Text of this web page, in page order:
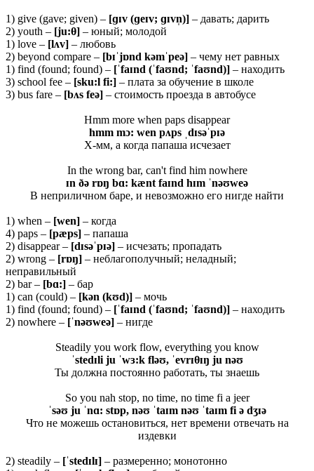
1) give (gave; given) – [ɡɪv (ɡeɪv; ɡɪvn̩)] – давать; дарить
2) youth – [ju:θ] – юный; молодой
1) love – [lʌv] – любовь
2) beyond compare – [bɪˈjɒnd kəmˈpeə] – чему нет равных
1) find (found; found) – [ˈfaɪnd (ˈfaʊnd; ˈfaʊnd)] – находить
3) school fee – [sku:l fi:] – плата за обучение в школе
3) bus fare – [bʌs feə] – стоимость проезда в автобусе
Hmm more when paps disappear
hmm mɔ: wen pʌps ˌdɪsəˈpɪə
Х-мм, а когда папаша исчезает
In the wrong bar, can't find him nowhere
ɪn ðə rɒŋ bɑ: kænt faɪnd hɪm ˈnəʊweə
В неприличном баре, и невозможно его нигде найти
1) when – [wen] – когда
4) paps – [pæps] – папаша
2) disappear – [dɪsəˈpɪə] – исчезать; пропадать
2) wrong – [rɒŋ] – неблагополучный; неладный;
неправильный
2) bar – [bɑ:] – бар
1) can (could) – [kən (kʊd)] – мочь
1) find (found; found) – [ˈfaɪnd (ˈfaʊnd; ˈfaʊnd)] – находить
2) nowhere – [ˈnəʊweə] – нигде
Steadily you work flow, everything you know
ˈstedɪli ju ˈwɜ:k fləʊ, ˈevrɪθɪŋ ju nəʊ
Ты должна постоянно работать, ты знаешь
So you nah stop, no time, no time fi a jeer
ˈsəʊ ju ˈnɑ: stɒp, nəʊ ˈtaɪm nəʊ ˈtaɪm fi ə dʒɪə
Что не можешь остановиться, нет времени отвечать на
издевки
2) steadily – [ˈstedɪlɪ] – размеренно; монотонно